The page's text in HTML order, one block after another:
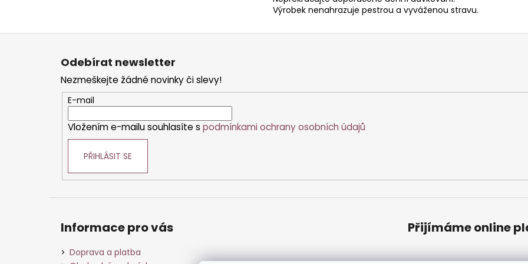
Výrobek nenahrazuje pestrou a vyváženou stravu.
Z
Odebírat newsletter
Nezmeškejte žádné novinky či slevy!
E-mail
Vložením e-mailu souhlasíte s podmínkami ochrany osobních údajů
PŘIHLÁSIT SE
Informace pro vás
Doprava a platba
Přijímáme online